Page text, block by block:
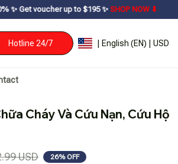
$195ㅤ ✨ㅤSHOP NOW ⬇
Hotline 24/7 | English (EN) | USD
Cháy Và Cứu Nạn, Cứu Hộ
USD 26% OFF